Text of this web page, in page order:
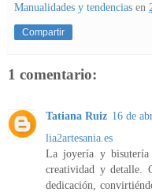
Manualidades y tendencias en
Compartir
1 comentario:
Tatiana Ruiz 16 de
lia2artesania.es
La joyería y bisutería
creatividad y detalle.
dedicación,